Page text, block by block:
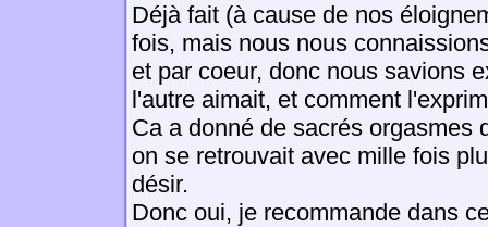
Déjà fait (à cause de nos
fois, mais nous nous
et par coeur, donc nous savions
l'autre aimait, et comment
Ca a donné de sacrés orgasmes
on se retrouvait avec mille fois
désir.
Donc oui, je recommande dans